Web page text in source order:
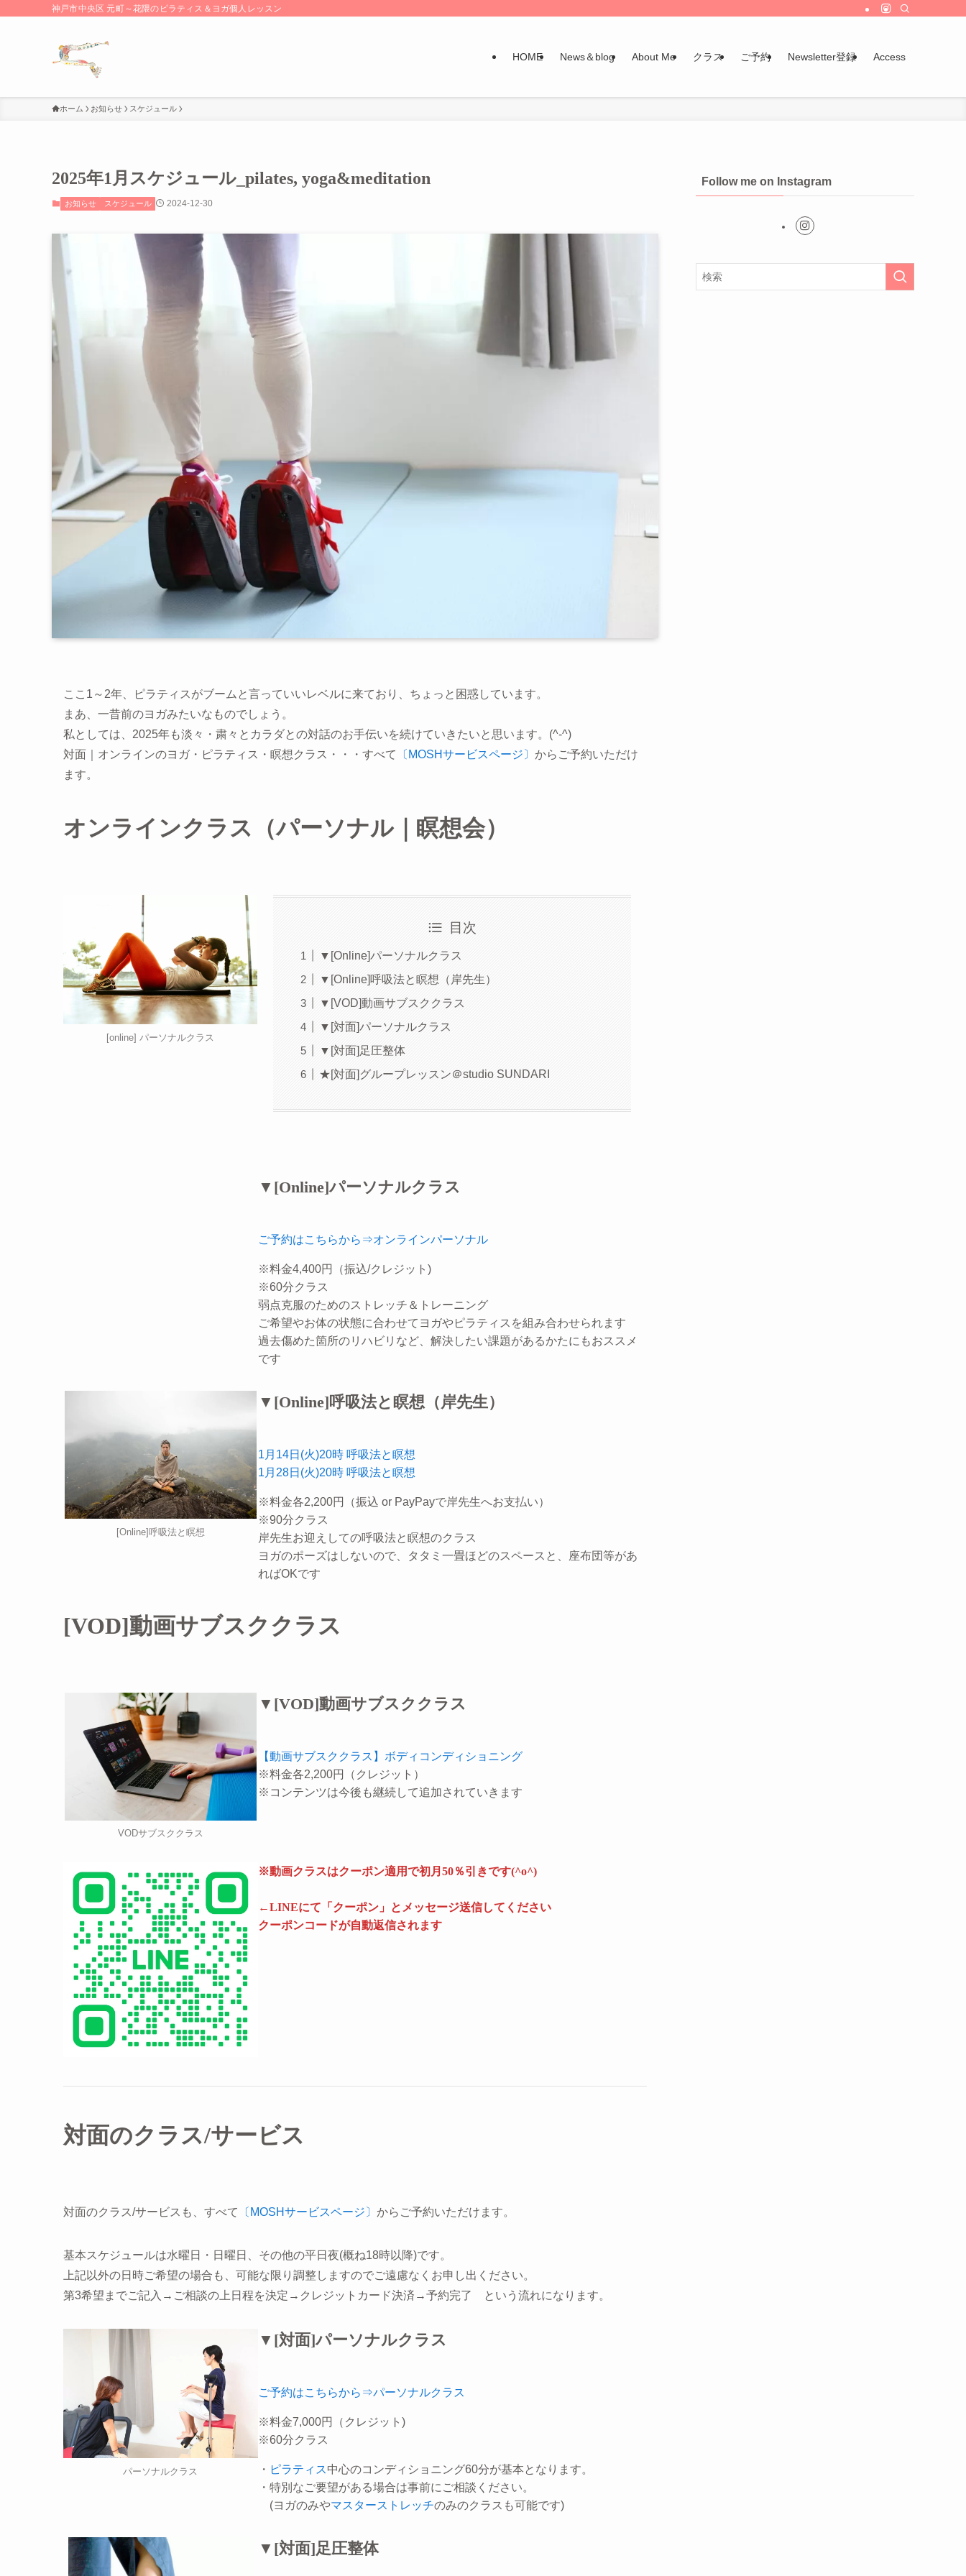
神戸市中央区 元町～花隈のピラティス＆ヨガ個人レッスン
HOME News＆blog About Me クラス ご予約 Newsletter登録 Access
ホーム お知らせ スケジュール
2025年1月スケジュール_pilates, yoga&meditation
お知らせ スケジュール 2024-12-30
ここ1～2年、ピラティスがブームと言っていいレベルに来ており、ちょっと困惑しています。
まあ、一昔前のヨガみたいなものでしょう。
私としては、2025年も淡々・粛々とカラダとの対話のお手伝いを続けていきたいと思います。(^-^)
対面｜オンラインのヨガ・ピラティス・瞑想クラス・・・すべて
〔MOSHサービスページ〕 からご予約いただけ
ます。
オンラインクラス（パーソナル｜瞑想会）
[online] パーソナルクラス
目次
▼[Online]パーソナルクラス
▼[Online]呼吸法と瞑想（岸先生）
▼[VOD]動画サブスククラス
▼[対面]パーソナルクラス
▼[対面]足圧整体
★[対面]グループレッスン＠studio SUNDARI
▼[Online]パーソナルクラス
ご予約はこちらから⇒オンラインパーソナル
※料金4,400円（振込/クレジット)
※60分クラス
弱点克服のためのストレッチ＆トレーニング
ご希望やお体の状態に合わせてヨガやピラティスを組み合わせられます
過去傷めた箇所のリハビリなど、解決したい課題があるかたにもおススメ
です
[Online]呼吸法と瞑想
▼[Online]呼吸法と瞑想（岸先生）
1月14日(火)20時 呼吸法と瞑想
1月28日(火)20時 呼吸法と瞑想
※料金各2,200円（振込 or PayPayで岸先生へお支払い）
※90分クラス
岸先生お迎えしての呼吸法と瞑想のクラス
ヨガのポーズはしないので、タタミ一畳ほどのスペースと、座布団等があ
ればOKです
[VOD]動画サブスククラス
VODサブスククラス
▼[VOD]動画サブスククラス
【動画サブスククラス】ボディコンディショニング
※料金各2,200円（クレジット）
※コンテンツは今後も継続して追加されていきます
※動画クラスはクーポン適用で初月50％引きです(^o^)
←LINEにて「クーポン」とメッセージ送信してください
クーポンコードが自動返信されます
対面のクラス/サービス
対面のクラス/サービスも、すべて 〔MOSHサービスページ〕 からご予約いただけます。
基本スケジュールは水曜日・日曜日、その他の平日夜(概ね18時以降)です。
上記以外の日時ご希望の場合も、可能な限り調整しますのでご遠慮なくお申し出ください。
第3希望までご記入→ご相談の上日程を決定→クレジットカード決済→予約完了 という流れになります。
パーソナルクラス
▼[対面]パーソナルクラス
ご予約はこちらから⇒パーソナルクラス
※料金7,000円（クレジット)
※60分クラス
・ ピラティス中心のコンディショニング60分が基本となります。
・特別なご要望がある場合は事前にご相談ください。
(ヨガのみやマスターストレッチのみのクラスも可能です)
▼[対面]足圧整体
Follow me on Instagram